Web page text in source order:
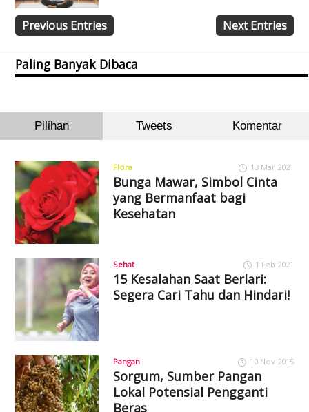
Previous Entries Next Entries
Paling Banyak Dibaca
Pilihan Tweets Komentar
Flora 13 Mar 2021
Bunga Mawar, Simbol Cinta
yang Bermanfaat bagi
Kesehatan
Sehat 1 Feb 2021
15 Kesalahan Saat Berlari:
Segera Cari Tahu dan Hindari!
Pangan 10 Nov 2015
Sorgum, Sumber Pangan
Lokal Potensial Pengganti
Beras